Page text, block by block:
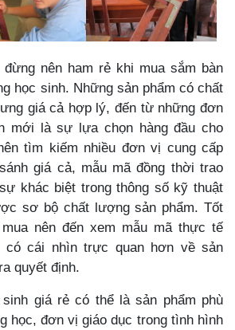
nên ham rẻ khi mua sắm bàn
học sinh. Những sản phẩm có chất
giá cả hợp lý, đến từ những đơn
mới là sự lựa chọn hàng đầu cho
tìm kiếm nhiều đơn vị cung cấp
giá cả, mẫu mã đồng thời trao
khác biệt trong thông số kỹ thuật
sơ bộ chất lượng sản phẩm. Tốt
nên đến xem mẫu mã thực tế
có cái nhìn trực quan hơn về sản
quyết định.
giá rẻ có thể là sản phẩm phù
học, đơn vị giáo dục trong tình hình